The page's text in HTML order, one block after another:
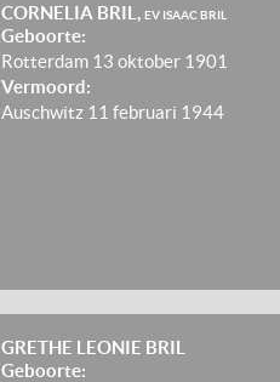
CORNELIA BRIL, EV ISAAC BRIL
Geboorte:
Rotterdam 13 oktober 1901
Vermoord:
Auschwitz 11 februari 1944
GRETHE LEONIE BRIL
Geboorte: